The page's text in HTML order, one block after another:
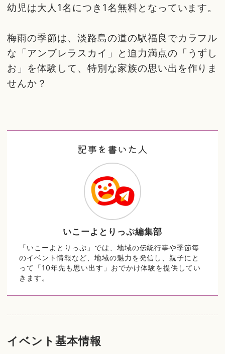
幼児は大人1名につき1名無料となっています。
梅雨の季節は、淡路島の道の駅福良でカラフル
な「アンブレラスカイ」と迫力満点の「うずし
お」を体験して、特別な家族の思い出を作りま
せんか？
記事を書いた人
いこーよとりっぷ編集部
「いこーよとりっぷ」では、地域の伝統行事や季節毎
のイベント情報など、地域の魅力を発信し、親子にと
って「10年先も思い出す」おでかけ体験を提供してい
きます。
イベント基本情報